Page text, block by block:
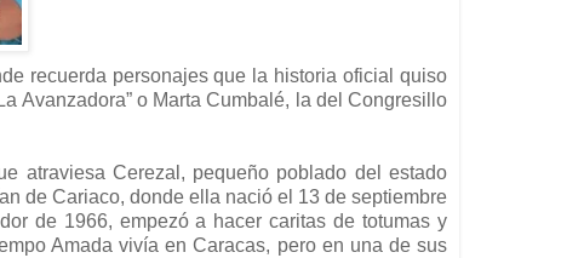
recuerda personajes que la historia oficial quiso
Avanzadora” o Marta Cumbalé, la del Congresillo
atraviesa Cerezal, pequeño poblado del estado
de Cariaco, donde ella nació el 13 de septiembre
de 1966, empezó a hacer caritas de totumas y
Amada vivía en Caracas, pero en una de sus